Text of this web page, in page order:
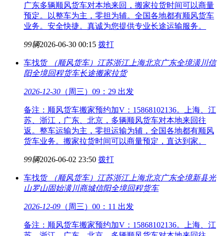
广东多辆顺风货车对本地来回，搬家拉货时间可以商量
预定。以整车为主，零担为辅。全国各地都有顺风货车
业务。安全快捷。真诚为您提供专业长途运输服务。
99辆2026-06-30 00:15 拨打
车找货 （顺风货车）江苏浙江上海北京广东全境潢川信
阳全境回程货车长途搬家拉货
2026-12-30 （周三）09：29 出发
备注：顺风货车搬家预约加V：15868102136。上海、江
苏、浙江，广东、北京，多辆顺风货车对本地来回往
返。整车运输为主，零担运输为辅，全国各地都有顺风
货车业务。搬家拉货时间可以商量预定，直达到家。
99辆2026-06-02 23:50 拨打
车找货 （顺风货车）江苏浙江上海北京广东全境新县光
山罗山固始潢川商城信阳全境回程货车
2026-12-09 （周三）00：11 出发
备注：顺风货车搬家预约加V：15868102136。上海、江